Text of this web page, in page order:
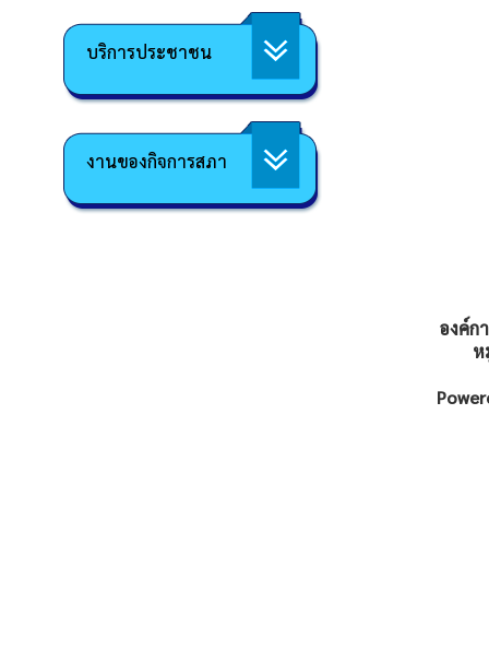
บริการประชาชน
งานของกิจการสภา
องค์ก
ห